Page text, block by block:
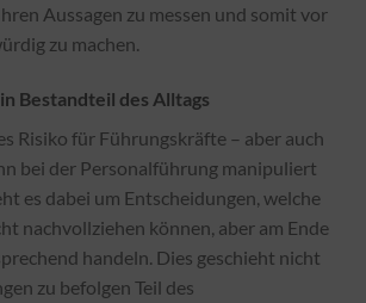
Aussagen zu messen und somit vor
zu machen.
Bestandteil des Alltags
Risiko für Führungskräfte – aber auch
bei der Personalführung manipuliert
es dabei um Entscheidungen, welche
nachvollziehen können, aber am Ende
handeln. Dies geschieht nicht
zu befolgen Teil des